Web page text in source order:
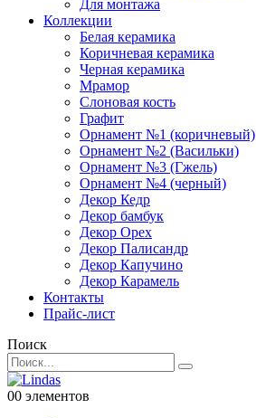
Для монтажа
Коллекции
Белая керамика
Коричневая керамика
Черная керамика
Мрамор
Слоновая кость
Графит
Орнамент №1 (коричневый)
Орнамент №2 (Васильки)
Орнамент №3 (Гжель)
Орнамент №4 (черный)
Декор Кедр
Декор бамбук
Декор Орех
Декор Палисандр
Декор Капучино
Декор Карамель
Контакты
Прайс-лист
Поиск
00 элементов